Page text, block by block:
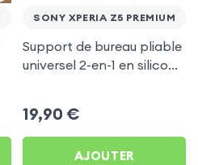
SONY XPERIA Z5 PREMIUM
Support de bureau pliable
universel 2-en-1 en silicone
19,90 €
AJOUTER